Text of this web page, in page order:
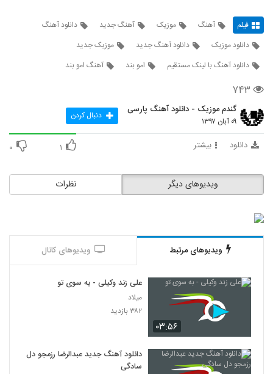
فیلم آهنگ موزیک آهنگ جدید
دانلود آهنگ
دانلود موزیک
دانلود آهنگ جدید
موزیک جدید
دانلود آهنگ با لینک مستقیم
امو بند آهنگ امو بند
۷۴۳
گندم موزیک - دانلود آهنگ پارسی
۰۹ آبان ۱۳۹۷ دنبال کردن
دانلود بیشتر ۱ ۰
نظرات ویدیوهای دیگر
ویدیوهای مرتبط ویدیوهای کانال
۰۳:۵۶
علی زند وکیلی - به سوی تو
میلاد
۳۸۲ بازدید
دانلود آهنگ جدید عبدالرضا رزمجو دل
سادگی